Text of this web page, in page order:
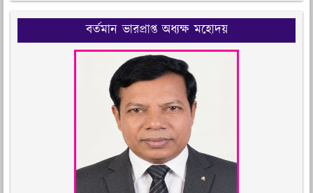
বর্তমান ভারপ্রাপ্ত অধ্যক্ষ মহোদয়